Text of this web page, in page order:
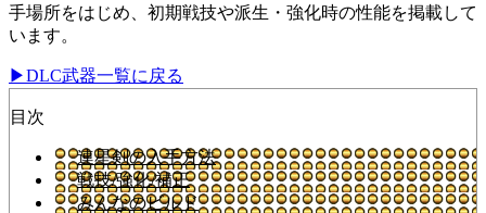
手場所をはじめ、初期戦技や派生・強化時の性能を掲載して
います。
▶DLC武器一覧に戻る
目次
連星剣の入手方法
戦技/強化/補正
みんなのビルド